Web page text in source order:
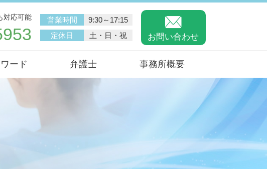
対応可能 営業時間
9:30～17:15
定休日
土・日・祝 お問い合わせ
ード 弁護士 事務所概要